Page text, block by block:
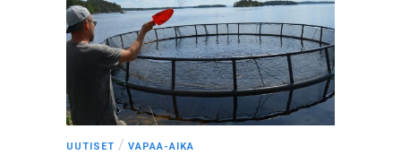
UUTISET / VAPAA-AIKA